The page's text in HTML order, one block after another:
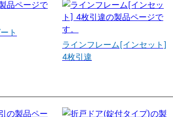
ト
ラインフレーム[インセット]
4枚引違